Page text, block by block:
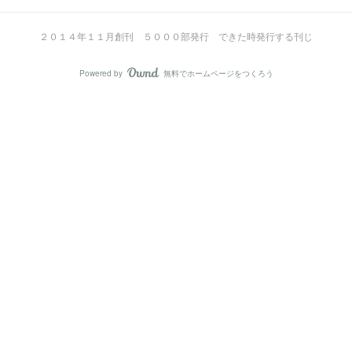
２０１４年１１月創刊 ５０００部発行 できた時発行する刊じ
Powered by AmebaOwnd
無料でホームページをつくろう